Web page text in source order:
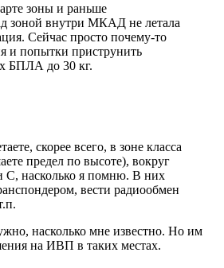
зоны и раньше
зоной внутри МКАД не летала
Сейчас просто почему-то
и попытки приструнить
БПЛА до 30 кг.
скорее всего, в зоне класса
предел по высоте), вокруг
C, насколько я помню. В них
вести радиообмен
насколько мне известно. Но им
на ИВП в таких местах.